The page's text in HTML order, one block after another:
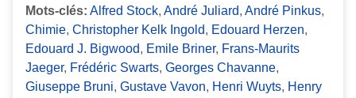
Mots-clés: Alfred Stock, André Juliard, André Pinkus,
Chimie, Christopher Kelk Ingold, Edouard Herzen,
Edouard J. Bigwood, Emile Briner, Frans-Maurits
Jaeger, Frédéric Swarts, Georges Chavanne,
Giuseppe Bruni, Gustave Vavon, Henri Wuyts, Henry